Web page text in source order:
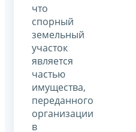
что
спорный
земельный
участок
является
частью
имущества,
переданного
организации
в